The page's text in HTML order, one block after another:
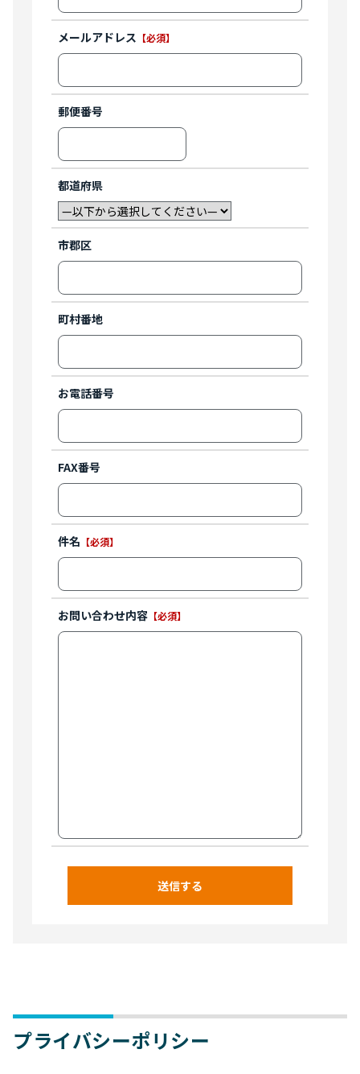
メールアドレス 【必須】
郵便番号
都道府県
市郡区
町村番地
お電話番号
FAX番号
件名 【必須】
お問い合わせ内容 【必須】
プライバシーポリシー